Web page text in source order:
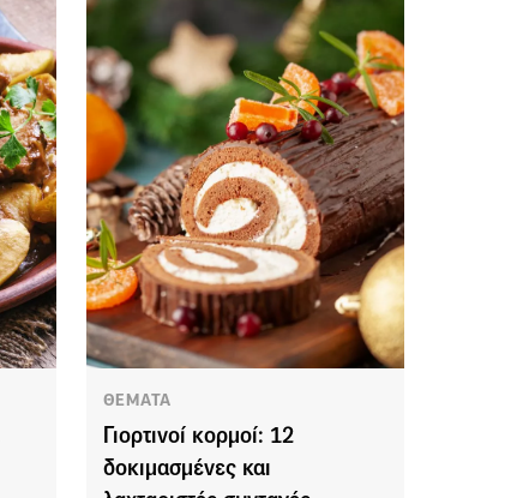
ΘΕΜΑΤΑ
Γιορτινοί κορμοί: 12
δοκιμασμένες και